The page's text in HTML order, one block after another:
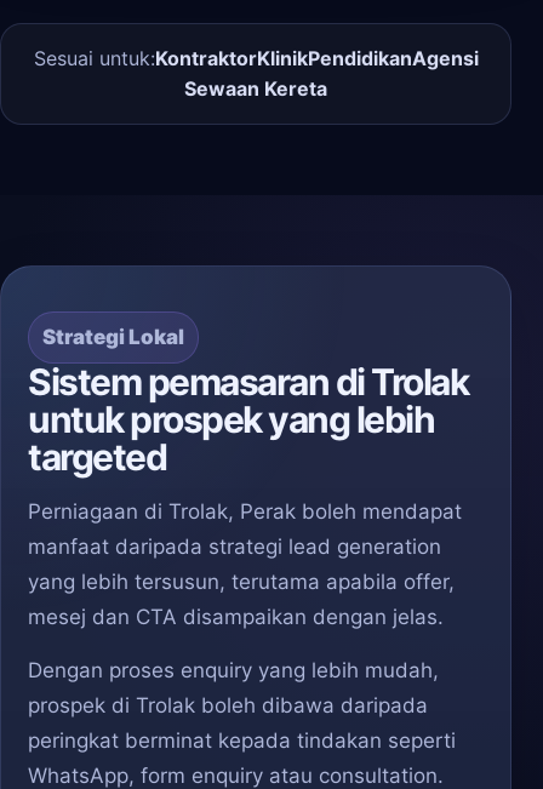
Sesuai untuk:KontraktorKlinikPendidikanAgensi
Sewaan Kereta
Strategi Lokal
Sistem pemasaran di Trolak
untuk prospek yang lebih
targeted
Perniagaan di Trolak, Perak boleh mendapat
manfaat daripada strategi lead generation
yang lebih tersusun, terutama apabila offer,
mesej dan CTA disampaikan dengan jelas.
Dengan proses enquiry yang lebih mudah,
prospek di Trolak boleh dibawa daripada
peringkat berminat kepada tindakan seperti
WhatsApp, form enquiry atau consultation.